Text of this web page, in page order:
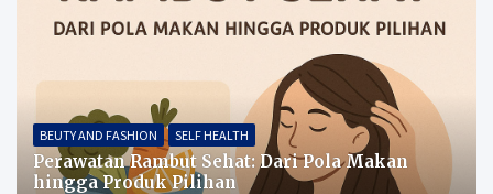
BEUTY AND FASHION SELF HEALTH
Perawatan Rambut Sehat: Dari Pola Makan
hingga Produk Pilihan